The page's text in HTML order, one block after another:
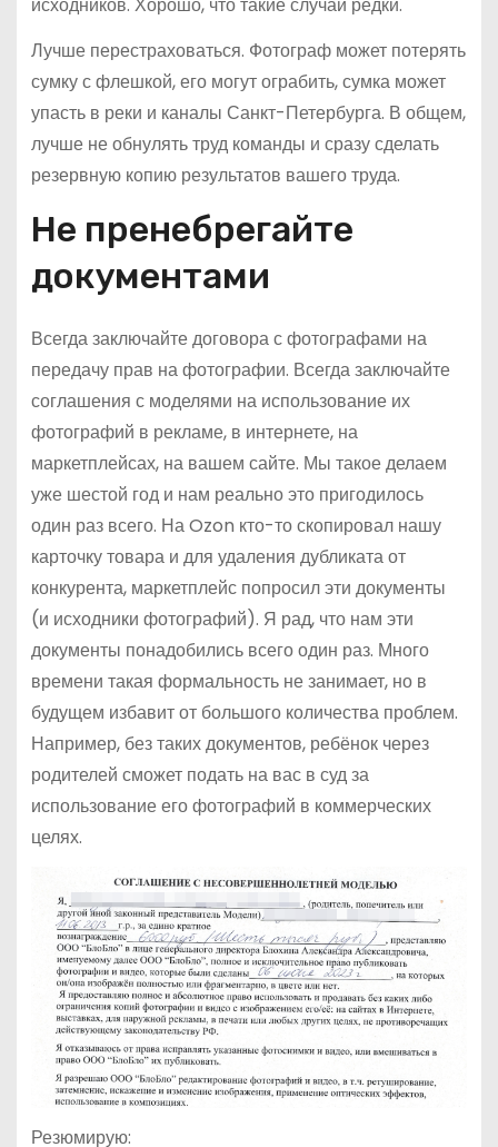
Лучше перестраховаться. Фотограф может потерять
сумку с флешкой, его могут ограбить, сумка может
упасть в реки и каналы Санкт-Петербурга. В общем,
лучше не обнулять труд команды и сразу сделать
резервную копию результатов вашего труда.
Не пренебрегайте
документами
Всегда заключайте договора с фотографами на
передачу прав на фотографии. Всегда заключайте
соглашения с моделями на использование их
фотографий в рекламе, в интернете, на
маркетплейсах, на вашем сайте. Мы такое делаем
уже шестой год и нам реально это пригодилось
один раз всего. На Ozon кто-то скопировал нашу
карточку товара и для удаления дубликата от
конкурента, маркетплейс попросил эти документы
(и исходники фотографий). Я рад, что нам эти
документы понадобились всего один раз. Много
времени такая формальность не занимает, но в
будущем избавит от большого количества проблем.
Например, без таких документов, ребёнок через
родителей сможет подать на вас в суд за
использование его фотографий в коммерческих
целях.
Резюмирую: